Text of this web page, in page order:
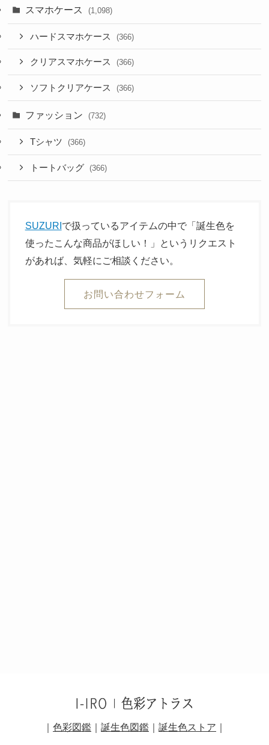
スマホケース (1,098)
ハードスマホケース (366)
クリアスマホケース (366)
ソフトクリアケース (366)
ファッション (732)
Tシャツ (366)
トートバッグ (366)
SUZURIで扱っているアイテムの中で「誕生色を
使ったこんな商品がほしい！」というリクエスト
があれば、気軽にご相談ください。
お問い合わせフォーム
｜ 色彩図鑑 ｜ 誕生色図鑑 ｜ 誕生色ストア ｜